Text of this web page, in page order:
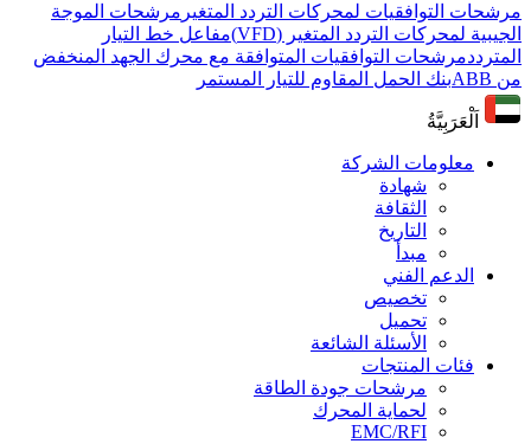
مرشحات التوافقيات لمحركات التردد المتغير مرشحات الموجة
الجيبية لمحركات التردد المتغير (VFD)
مفاعل خط التيار
المترددمرشحات التوافقيات المتوافقة مع محرك الجهد المنخفض
من ABB
بنك الحمل المقاوم للتيار المستمر
اَلْعَرَبِيَّةُ
معلومات الشركة
شهادة
الثقافة
التاريخ
مبدأ
الدعم الفني
تخصيص
تحميل
الأسئلة الشائعة
فئات المنتجات
مرشحات جودة الطاقة
لحماية المحرك
EMC/RFI